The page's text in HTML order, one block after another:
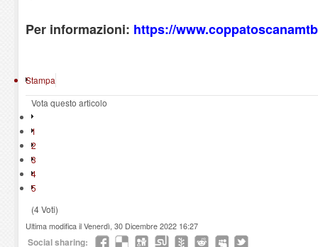
Per informazioni: https://
Stampa
Vota questo articolo
1
2
3
4
5
(4 Voti)
Ultima modifica il Venerdì, 30 Dicembre 2022 16:27
Social sharing: